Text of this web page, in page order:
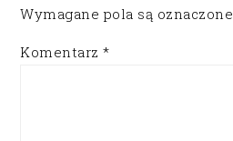
Wymagane pola są oznaczone
Komentarz*